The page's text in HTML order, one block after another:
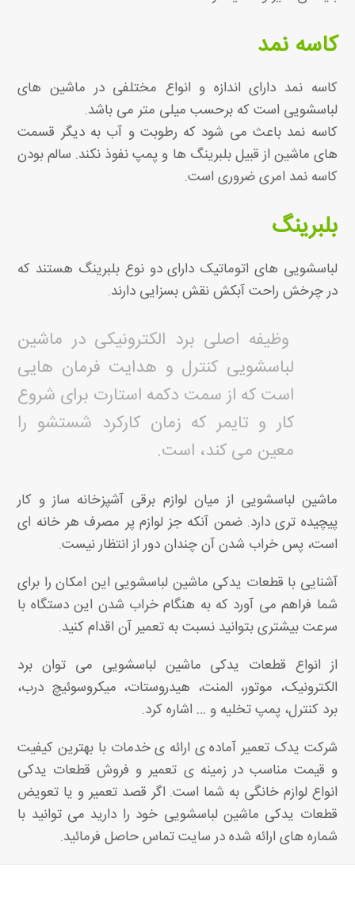
کاسه نمد
کاسه نمد دارای اندازه و انواع مختلفی در ماشین های
لباسشویی است که برحسب میلی متر می باشد.
کاسه نمد باعث می شود که رطوبت و آب به دیگر قسمت
های ماشین از قبیل بلبرینگ ها و پمپ نفوذ نکند. سالم بودن
کاسه نمد امری ضروری است.
بلبرینگ
لباسشویی های اتوماتیک دارای دو نوع بلبرینگ هستند که
در چرخش راحت آبکش نقش بسزایی دارند.
وظیفه اصلی برد الکترونیکی در ماشین
لباسشویی کنترل و هدایت فرمان هایی
است که از سمت دکمه استارت برای شروع
کار و تایمر که زمان کارکرد شستشو را
معین می کند، است.
ماشین لباسشویی از میان لوازم برقی آشپزخانه ساز و کار
پیچیده تری دارد. ضمن آنکه جز لوازم پر مصرف هر خانه ای
است، پس خراب شدن آن چندان دور از انتظار نیست.
آشنایی با قطعات یدکی ماشین لباسشویی این امکان را برای
شما فراهم می آورد که به هنگام خراب شدن این دستگاه با
سرعت بیشتری بتوانید نسبت به تعمیر آن اقدام کنید.
از انواع قطعات یدکی ماشین لباسشویی می توان برد
الکترونیک، موتور، المنت، هیدروستات، میکروسوئیچ درب،
برد کنترل، پمپ تخلیه و … اشاره کرد.
شرکت یدک تعمیر آماده ی ارائه ی خدمات با بهترین کیفیت
و قیمت مناسب در زمینه ی تعمیر و فروش قطعات یدکی
انواع لوازم خانگی به شما است. اگر قصد تعمیر و یا تعویض
قطعات یدکی ماشین لباسشویی خود را دارید می توانید با
شماره های ارائه شده در سایت تماس حاصل فرمائید.